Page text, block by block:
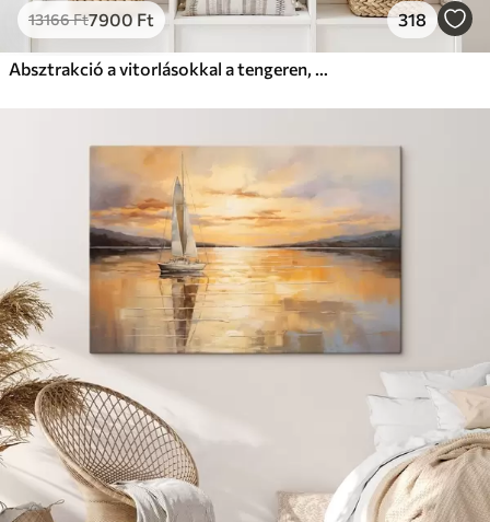
13166Ft7900 Ft 318
Absztrakció a vitorlásokkal a tengeren, akril stílusban, naplemente